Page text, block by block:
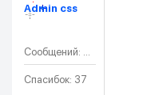
Admin css
Сообщений: 37
Спасибок: 37